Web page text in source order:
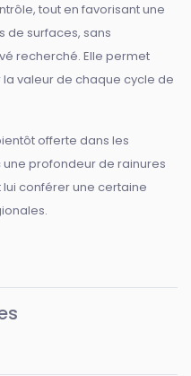
tout en favorisant une
de surfaces, sans
recherché. Elle permet
valeur de chaque cycle de
offerte dans les
une profondeur de rainures
conférer une certaine